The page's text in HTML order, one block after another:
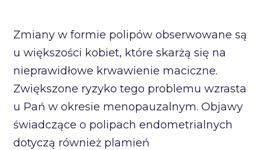
Zmiany w formie polipów obserwowane są
u większości kobiet, które skarżą się na
nieprawidłowe krwawienie maciczne.
Zwiększone ryzyko tego problemu wzrasta
u Pań w okresie menopauzalnym. Objawy
świadczące o polipach endometrialnych
dotyczą również plamień